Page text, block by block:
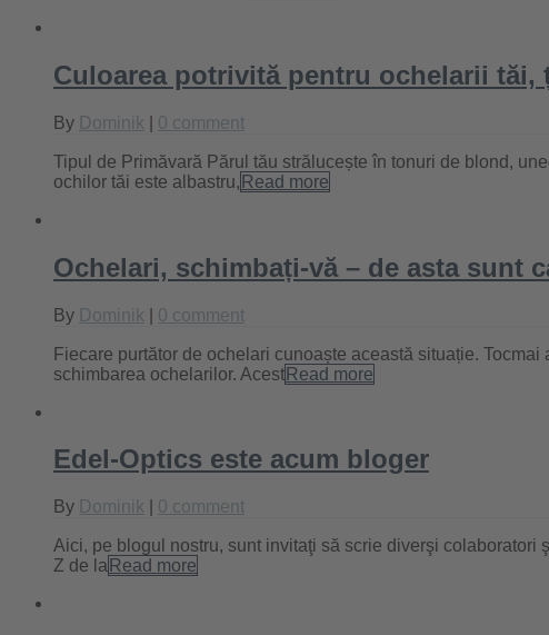
Culoarea potrivită pentru ochelarii
By Dominik 0 comment
Tipul de Primăvară Părul tău strălucește în tonuri de blond,
ochilor tăi este albastru, Read more
Ochelari, schimbați-vă – de asta sunt
By Dominik 0 comment
Fiecare purtător de ochelari cunoaște această situație.
schimbarea ochelarilor. Acest Read more
Edel-Optics este acum bloger
By Dominik 0 comment
Aici, pe blogul nostru, sunt invitaţi să scrie diverşi
Z de la Read more